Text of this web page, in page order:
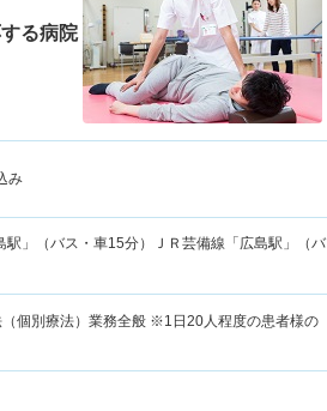
る病院
み
駅」（バス・車15分）ＪＲ芸備線「広島駅」（バ
（個別療法）業務全般 ※1日20人程度の患者様の